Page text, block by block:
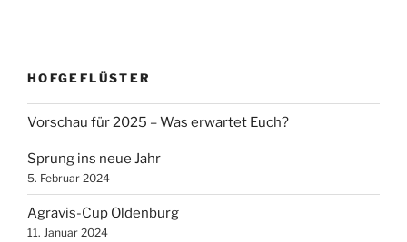
HOFGEFLÜSTER
Vorschau für 2025 – Was erwartet Euch?
Sprung ins neue Jahr
5. Februar 2024
Agravis-Cup Oldenburg
11. Januar 2024